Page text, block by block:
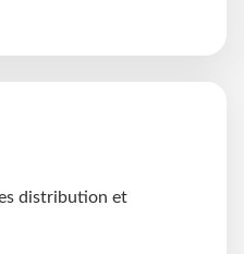
distribution et